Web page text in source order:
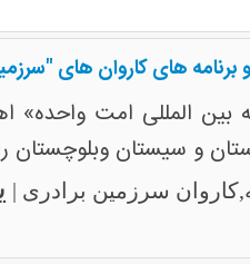
های کاروان های
بین المللی امت
و سیستان وبلوچستان
سرزمین برادری |